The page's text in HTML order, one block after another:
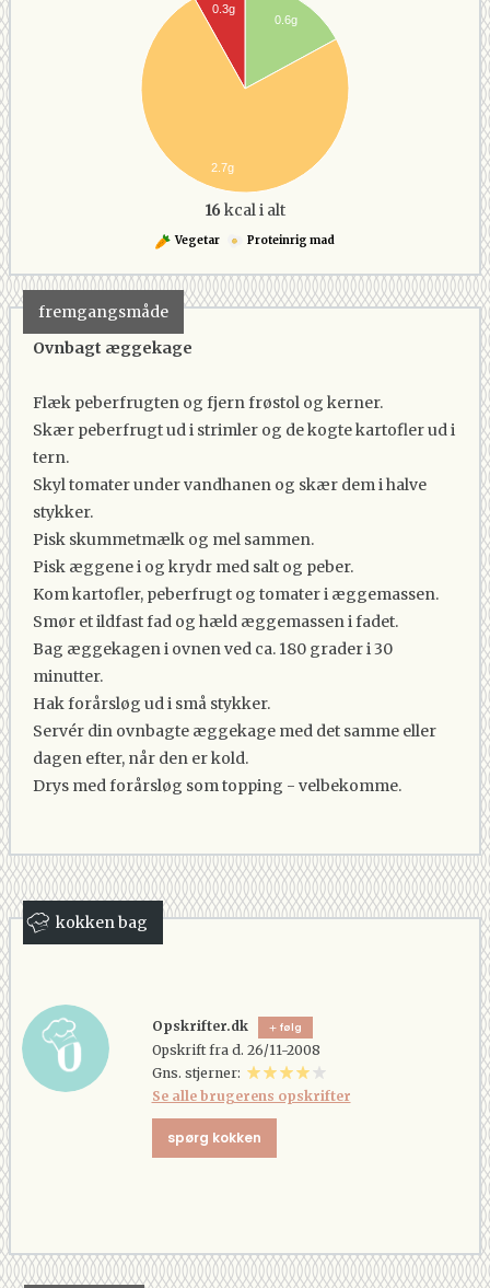
0.6g
0.3g
2.7g
16 kcal i alt
Vegetar Proteinrig mad
fremgangsmåde
Ovnbagt æggekage
Flæk peberfrugten og fjern frøstol og kerner.
Skær peberfrugt ud i strimler og de kogte kartofler ud i
tern.
Skyl tomater under vandhanen og skær dem i halve
stykker.
Pisk skummetmælk og mel sammen.
Pisk æggene i og krydr med salt og peber.
Kom kartofler, peberfrugt og tomater i æggemassen.
Smør et ildfast fad og hæld æggemassen i fadet.
Bag æggekagen i ovnen ved ca. 180 grader i 30
minutter.
Hak forårsløg ud i små stykker.
Servér din ovnbagte æggekage med det samme eller
dagen efter, når den er kold.
Drys med forårsløg som topping - velbekomme.
kokken bag
Opskrifter.dk følg
Opskrift fra d. 26/11-2008
Gns. stjerner:
Se alle brugerens opskrifter
spørg kokken